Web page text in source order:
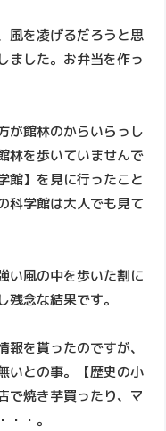
風を凌げるだろうと思
ました。お弁当を作っ
が館林のからいらっし
林を歩いていませんで
館】を見に行ったこと
科学館は大人でも見て
い風の中を歩いた割に
念な結果です。
を貰ったのですが、
いとの事。【歴史の小
で焼き芋買ったり、マ
・。